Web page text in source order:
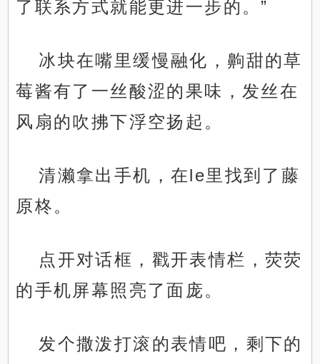
了联系方式就能更进一步的。”
冰块在嘴里缓慢融化，齁甜的草
莓酱有了一丝酸涩的果味，发丝在
风扇的吹拂下浮空扬起。
清濑拿出手机，在le里找到了藤
原柊。
点开对话框，戳开表情栏，荧荧
的手机屏幕照亮了面庞。
发个撒泼打滚的表情吧，剩下的